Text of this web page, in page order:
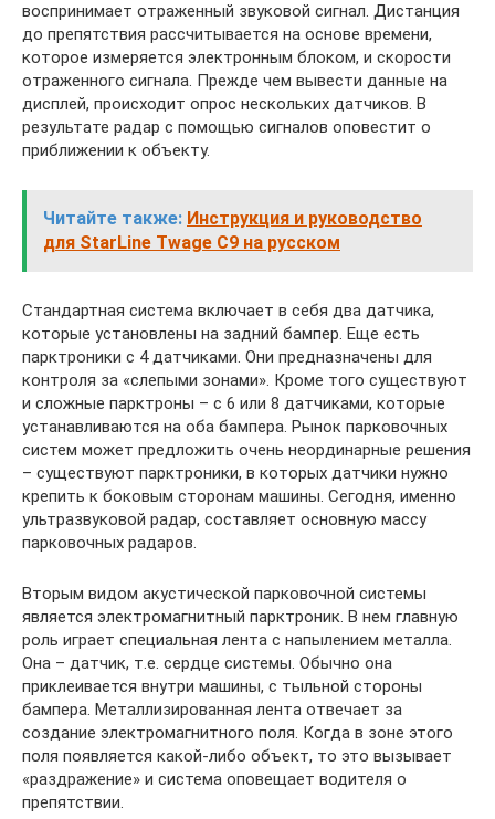
воспринимает отраженный звуковой сигнал. Дистанция
до препятствия рассчитывается на основе времени,
которое измеряется электронным блоком, и скорости
отраженного сигнала. Прежде чем вывести данные на
дисплей, происходит опрос нескольких датчиков. В
результате радар с помощью сигналов оповестит о
приближении к объекту.
Читайте также: Инструкция и руководство
для StarLine Twage C9 на русском
Стандартная система включает в себя два датчика,
которые установлены на задний бампер. Еще есть
парктроники с 4 датчиками. Они предназначены для
контроля за «слепыми зонами». Кроме того существуют
и сложные парктроны – с 6 или 8 датчиками, которые
устанавливаются на оба бампера. Рынок парковочных
систем может предложить очень неординарные решения
– существуют парктроники, в которых датчики нужно
крепить к боковым сторонам машины. Сегодня, именно
ультразвуковой радар, составляет основную массу
парковочных радаров.
Вторым видом акустической парковочной системы
является электромагнитный парктроник. В нем главную
роль играет специальная лента с напылением металла.
Она – датчик, т.е. сердце системы. Обычно она
приклеивается внутри машины, с тыльной стороны
бампера. Металлизированная лента отвечает за
создание электромагнитного поля. Когда в зоне этого
поля появляется какой-либо объект, то это вызывает
«раздражение» и система оповещает водителя о
препятствии.